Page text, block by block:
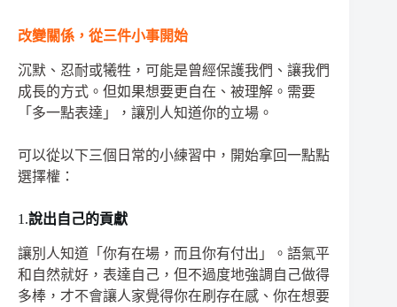
改變關係，從三件小事開始
沉默、忍耐或犧牲，可能是曾經保護我們、讓我們
成長的方式。但如果想要更自在、被理解。需要
「多一點表達」，讓別人知道你的立場。
可以從以下三個日常的小練習中，開始拿回一點點
選擇權：
1.說出自己的貢獻
讓別人知道「你有在場，而且你有付出」。語氣平
和自然就好，表達自己，但不過度地強調自己做得
多棒，才不會讓人家覺得你在刷存在感、你在想要